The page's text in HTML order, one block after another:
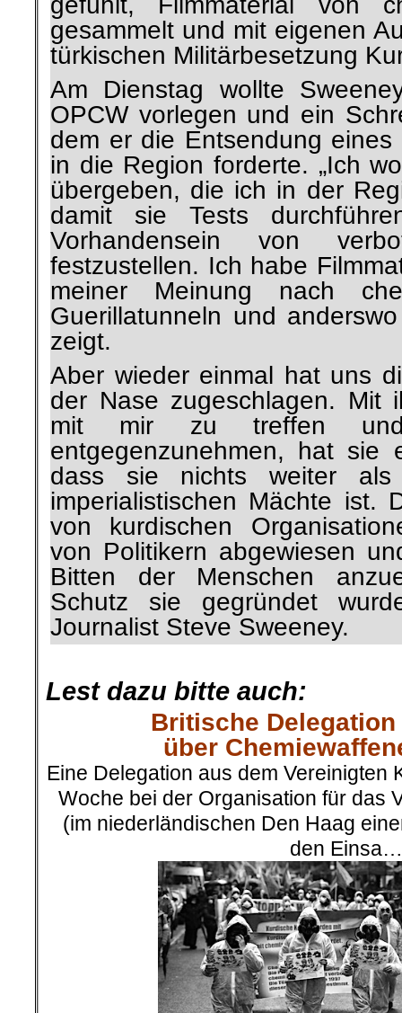
gesammelt und mit eigenen
türkischen Militärbesetzung
Am Dienstag wollte
OPCW vorlegen und ein
dem er die Entsendung eines
in die Region forderte. „Ich
übergeben, die ich in der
damit sie Tests
Vorhandensein von
festzustellen. Ich habe
meiner Meinung nach
Guerillatunneln und
zeigt.
Aber wieder einmal hat uns
der Nase zugeschlagen. Mit
mit mir zu treffen und
entgegenzunehmen, hat sie
dass sie nichts weiter
imperialistischen Mächte ist.
von kurdischen
von Politikern abgewiesen
Bitten der Menschen
Schutz sie gegründet
Journalist Steve Sweeney.
Lest dazu bitte auch:
Britische
über
Eine Delegation aus dem Vereinigten
Woche bei der Organisation für das
(im niederländischen Den Haag
den Einsa…